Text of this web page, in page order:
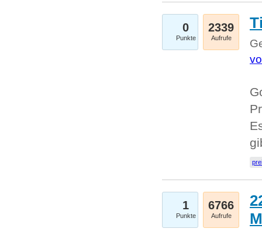
0
Punkte
2339
Aufrufe
1
Punkte
6766
Aufrufe